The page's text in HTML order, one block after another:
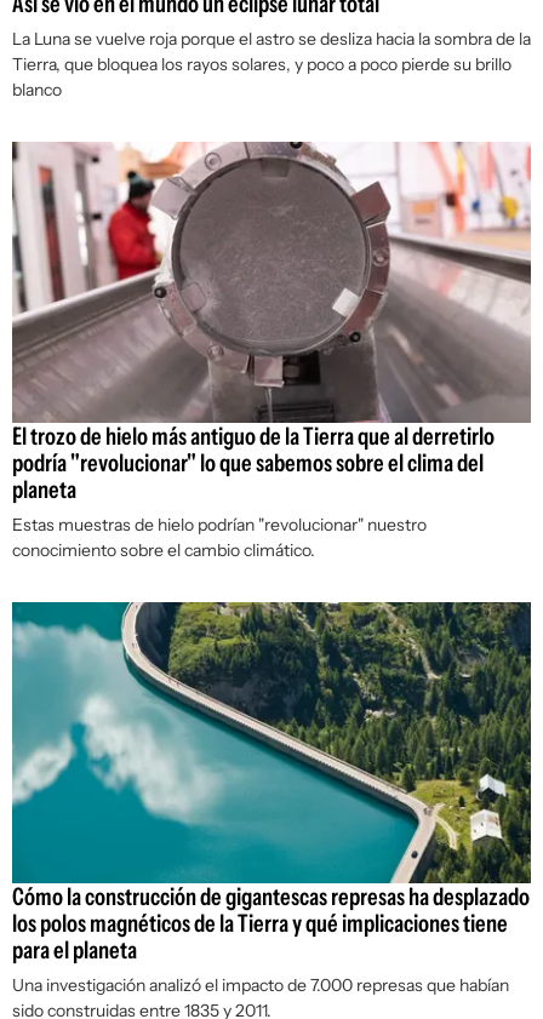
La Luna se vuelve roja porque el astro se desliza hacia la sombra de la
Tierra, que bloquea los rayos solares, y poco a poco pierde su brillo
blanco
El trozo de hielo más antiguo de la Tierra que al derretirlo
podría "revolucionar" lo que sabemos sobre el clima del
planeta
Estas muestras de hielo podrían "revolucionar" nuestro
conocimiento sobre el cambio climático.
Cómo la construcción de gigantescas represas ha desplazado
los polos magnéticos de la Tierra y qué implicaciones tiene
para el planeta
Una investigación analizó el impacto de 7.000 represas que habían
sido construidas entre 1835 y 2011.